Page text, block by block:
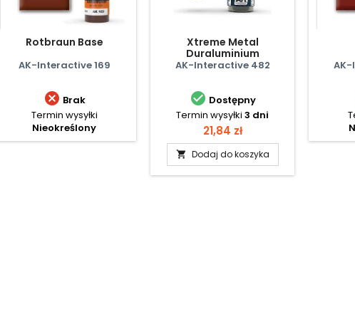
Rotbraun Base
AK-Interactive 169
 Brak
Termin wysyłki
Nieokreślony
Xtreme Metal
Duraluminium
AK-Interactive 482
 Dostępny
Termin wysyłki 3 dni
Cena
21,84 zł
 Dodaj do koszyka